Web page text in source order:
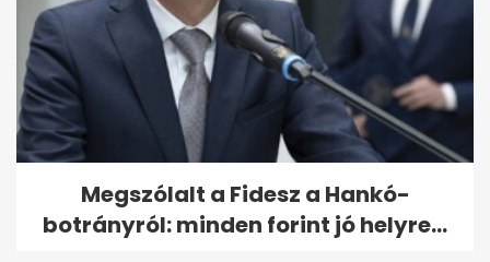
Megszólalt a Fidesz a Hankó-
botrányról: minden forint jó helyre...